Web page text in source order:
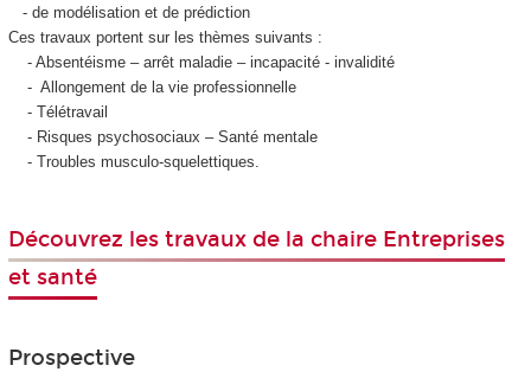
- de modélisation et de prédiction
Ces travaux portent sur les thèmes suivants :
- Absentéisme – arrêt maladie – incapacité - invalidité
- Allongement de la vie professionnelle
- Télétravail
- Risques psychosociaux – Santé mentale
- Troubles musculo-squelettiques.
Découvrez les travaux de la chaire Entreprises
et santé
Prospective